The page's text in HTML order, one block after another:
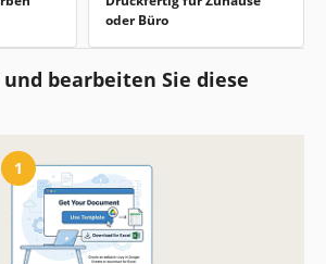
oder Büro
bearbeiten Sie diese
1